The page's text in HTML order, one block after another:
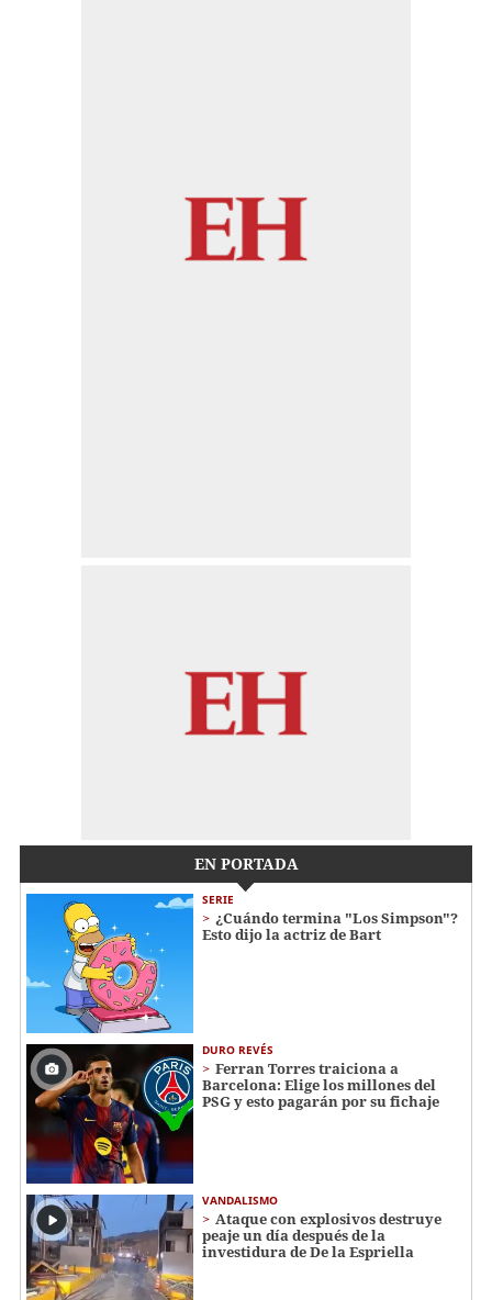
EN PORTADA
SERIE
¿Cuándo termina "Los Simpson"?
Esto dijo la actriz de Bart
DURO REVÉS
Ferran Torres traiciona a
Barcelona: Elige los millones del
PSG y esto pagarán por su fichaje
VANDALISMO
Ataque con explosivos destruye
peaje un día después de la
investidura de De la Espriella